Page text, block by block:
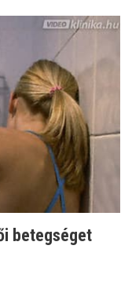
betegséget